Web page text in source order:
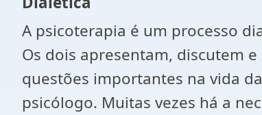
A psicoterapia é um processo
Os dois apresentam, discutem
questões importantes na vida
psicólogo. Muitas vezes há a